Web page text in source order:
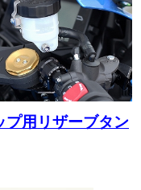
プ用リザーブタン